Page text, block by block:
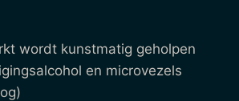
wordt kunstmatig geholpen
en microvezels